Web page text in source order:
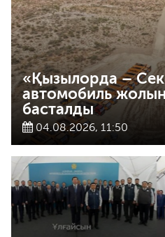
«Қызылорда –
автомобиль
басталды
04.08.2026, 11:50